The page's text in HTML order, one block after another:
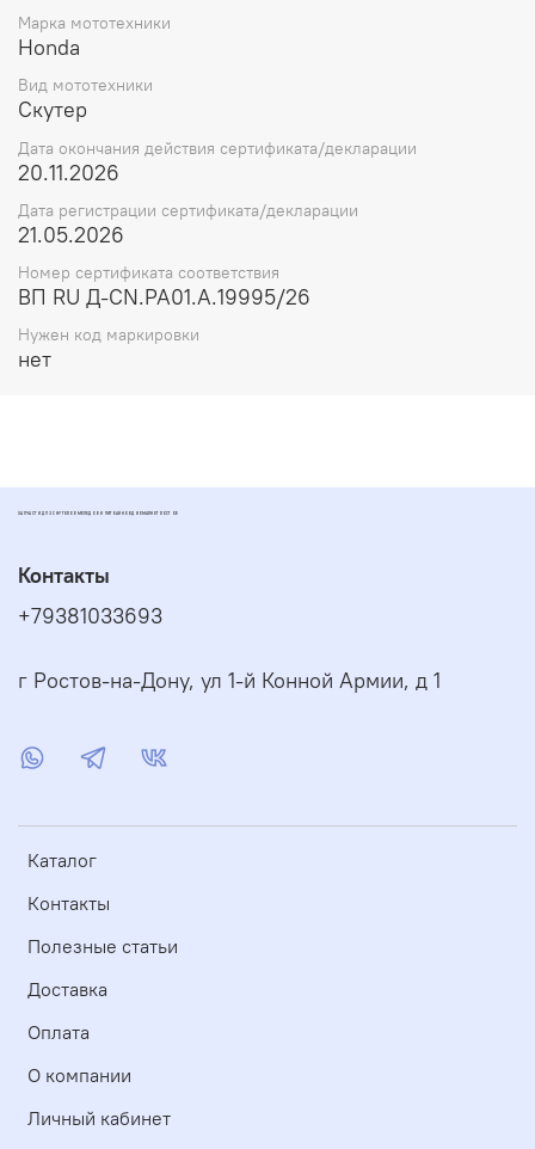
Марка мототехники
Honda
Вид мототехники
Скутер
Дата окончания действия сертификата/декларации
20.11.2026
Дата регистрации сертификата/декларации
21.05.2026
Номер сертификата соответствия
ВП RU Д-CN.РА01.А.19995/26
Нужен код маркировки
нет
ЗАПЧАСТИ ДЛЯ СКУТЕРОВ МОПЕДОВ И ПИТБАЙКОВ ДИОМАРКЕТ РОСТОВ
Каталог
Контакты
Полезные статьи
Доставка
Оплата
О компании
Личный кабинет
Контакты
+79381033693
г Ростов-на-Дону, ул 1-й Конной Армии, д 1